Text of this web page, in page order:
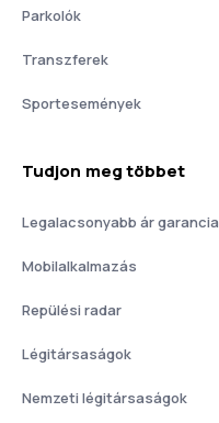
Parkolók
Transzferek
Sportesemények
Tudjon meg többet
Legalacsonyabb ár garancia
Mobilalkalmazás
Repülési radar
Légitársaságok
Nemzeti légitársaságok